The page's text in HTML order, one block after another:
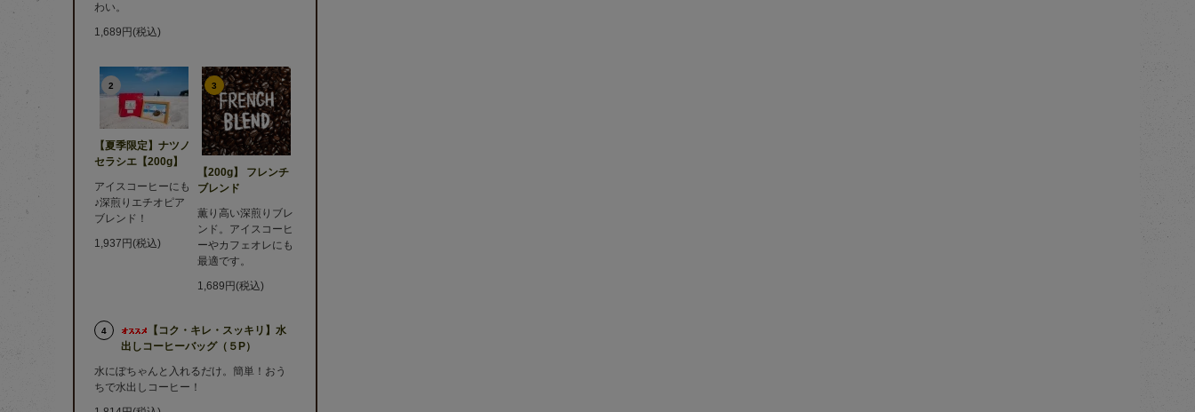
わい。
1,689円(税込)
2
【夏季限定】ナツノ
セラシエ【200g】
アイスコーヒーにも
♪深煎りエチオピア
ブレンド！
1,937円(税込)
3
【200g】 フレンチ
ブレンド
薫り高い深煎りブレ
ンド。アイスコーヒ
ーやカフェオレにも
最適です。
1,689円(税込)
4
【コク・キレ・スッキリ】水
出しコーヒーバッグ（５P）
水にぽちゃんと入れるだけ。簡単！おう
ちで水出しコーヒー！